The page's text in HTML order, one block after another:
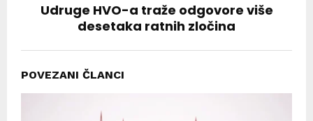
Udruge HVO-a traže odgovore više
desetaka ratnih zločina
POVEZANI ČLANCI